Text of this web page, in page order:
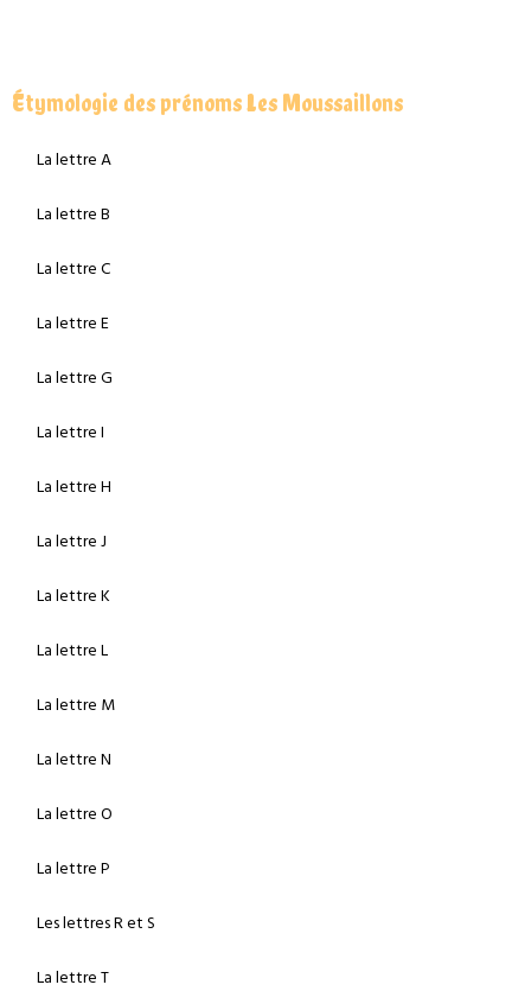
Étymologie des prénoms Les Moussaillons
La lettre A
La lettre B
La lettre C
La lettre E
La lettre G
La lettre I
La lettre H
La lettre J
La lettre K
La lettre L
La lettre M
La lettre N
La lettre O
La lettre P
Les lettres R et S
La lettre T